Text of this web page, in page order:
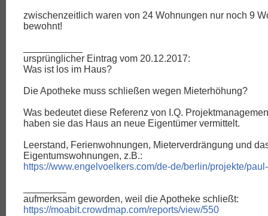
zwischenzeitlich waren von 24 Wohnungen nur noch 9
bewohnt!
ursprünglicher Eintrag vom 20.12.2017:
Was ist los im Haus?
Die Apotheke muss schließen wegen Mieterhöhung?
Was bedeutet diese Referenz von I.Q.
haben sie das Haus an neue Eigentümer vermittelt.
Leerstand, Ferienwohnungen, Mieterverdrängung und
Eigentumswohnungen, z.B.:
https://www.engelvoelkers.com/de-de/berlin/projekte/
aufmerksam geworden, weil die Apotheke schließt:
https://moabit.crowdmap.com/reports/view/550